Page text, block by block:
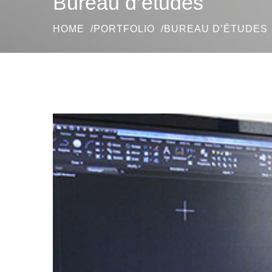
HOME PORTFOLIO BUREAU D’ÉTUDES